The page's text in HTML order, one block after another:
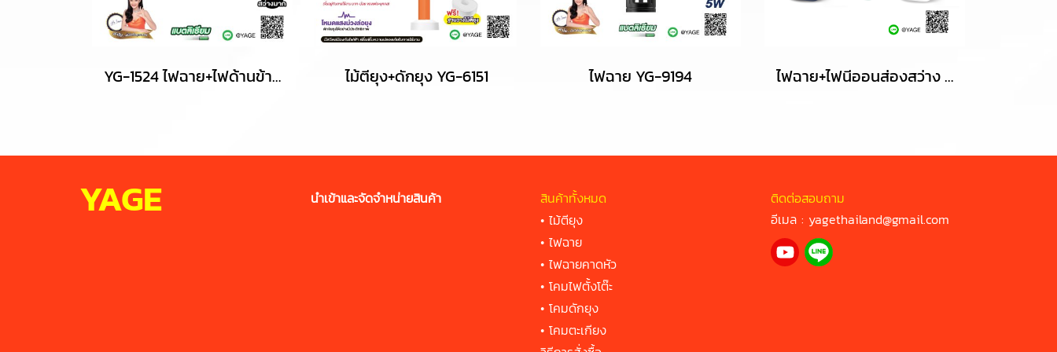
YG-1524 ไฟฉาย+ไฟด้านข้าง(COB) ไม้ตียุง+ดักยุง YG-6151 ไฟฉาย YG-9194 ไฟฉาย+ไฟนีออนส่องสว่าง LED YG-SW03
YAGE นำเข้าและจัดจำหน่ายสินค้า
สินค้าทั้งหมด
• ไม้ตียุง
• ไฟฉาย
• ไฟฉายคาดหัว
• โคมไฟตั้งโต๊ะ
• โคมดักยุง
• โคมตะเกียง
ติดต่อสอบถาม
อีเมล : yagethailand@gmail.com